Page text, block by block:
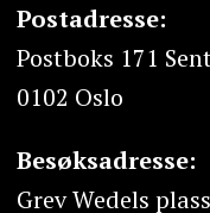
Postadresse:
Postboks 171
0102 Oslo
Besøksadresse:
Grev Wedels